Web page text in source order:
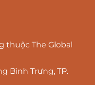
thuộc The Global
Bình Trưng, TP.